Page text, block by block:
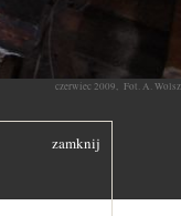
czerwiec 2009, Fot. A.
zamknij